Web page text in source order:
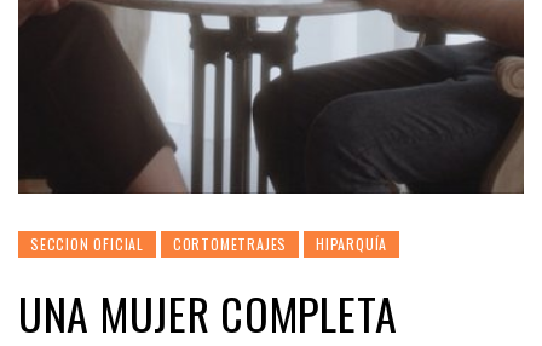
SECCION OFICIAL CORTOMETRAJES HIPARQUÍA
UNA MUJER COMPLETA